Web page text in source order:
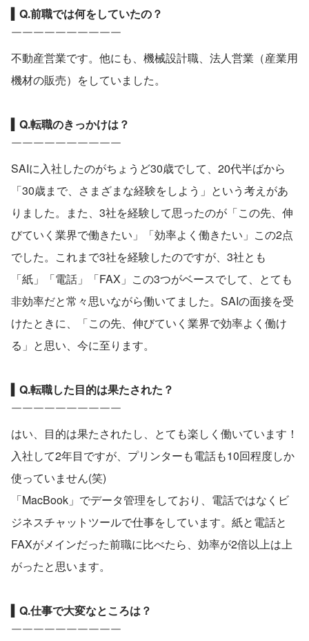
▍Q.前職では何をしていたの？
￣￣￣￣￣￣￣￣￣￣
不動産営業です。他にも、機械設計職、法人営業（産業用
機材の販売）をしていました。
▍Q.転職のきっかけは？
￣￣￣￣￣￣￣￣￣￣
SAIに入社したのがちょうど30歳でして、20代半ばから
「30歳まで、さまざまな経験をしよう」という考えがあ
りました。また、3社を経験して思ったのが「この先、伸
びていく業界で働きたい」「効率よく働きたい」この2点
でした。これまで3社を経験したのですが、3社とも
「紙」「電話」「FAX」この3つがベースでして、とても
非効率だと常々思いながら働いてました。SAIの面接を受
けたときに、「この先、伸びていく業界で効率よく働け
る」と思い、今に至ります。
▍Q.転職した目的は果たされた？
￣￣￣￣￣￣￣￣￣￣
はい、目的は果たされたし、とても楽しく働いています！
入社して2年目ですが、プリンターも電話も10回程度しか
使っていません(笑)
「MacBook」でデータ管理をしており、電話ではなくビ
ジネスチャットツールで仕事をしています。紙と電話と
FAXがメインだった前職に比べたら、効率が2倍以上は上
がったと思います。
▍Q.仕事で大変なところは？
￣￣￣￣￣￣￣￣￣￣